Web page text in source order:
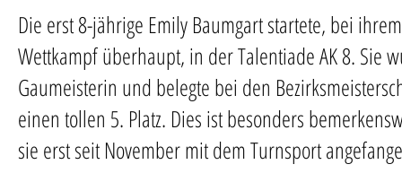
Die erst 8-jährige Emily Baumgart startete, bei
Wettkampf überhaupt, in der Talentiade AK 8. Sie
Gaumeisterin und belegte bei den
einen tollen 5. Platz. Dies ist besonders
sie erst seit November mit dem Turnsport